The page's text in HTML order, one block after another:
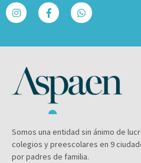
Somos una entidad sin ánimo de
colegios y preescolares en 9
por padres de familia.